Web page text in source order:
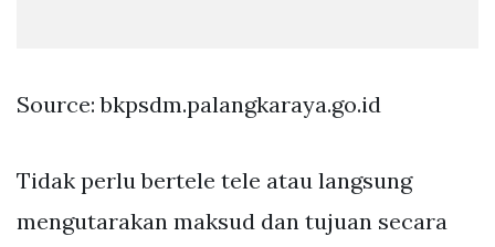
Source: bkpsdm.palangkaraya.go.id
Tidak perlu bertele tele atau langsung
mengutarakan maksud dan tujuan secara